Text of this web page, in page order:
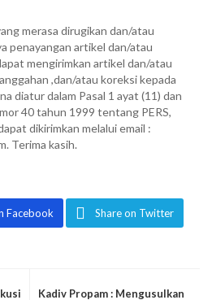
merasa dirugikan dan/atau
penayangan artikel dan/atau
mengirimkan artikel dan/atau
,dan/atau koreksi kepada
diatur dalam Pasal 1 ayat (11) dan
40 tahun 1999 tentang PERS,
dikirimkan melalui email :
Terima kasih.
Facebook Share on Twitter
Kadiv Propam : Mengusulkan